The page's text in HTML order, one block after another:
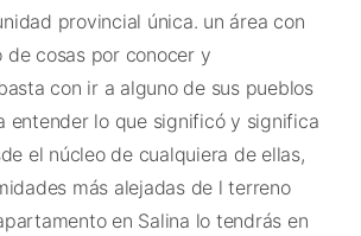
provincial única. un área con
de cosas por conocer y
con ir a alguno de sus pueblos
entender lo que significó y significa
el núcleo de cualquiera de ellas,
más alejadas de l terreno
en Salina lo tendrás en